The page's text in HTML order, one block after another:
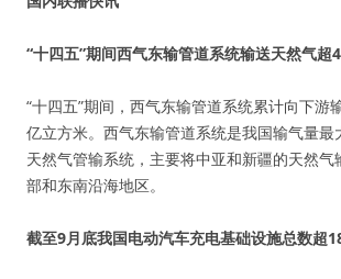
“十四五”期间西气东输管道系统输送天然气超
“十四五”期间，西气东输管道系统累计向下游
亿立方米。西气东输管道系统是我国输气量最
天然气管输系统，主要将中亚和新疆的天然气
部和东南沿海地区。
截至9月底我国电动汽车充电基础设施总数超